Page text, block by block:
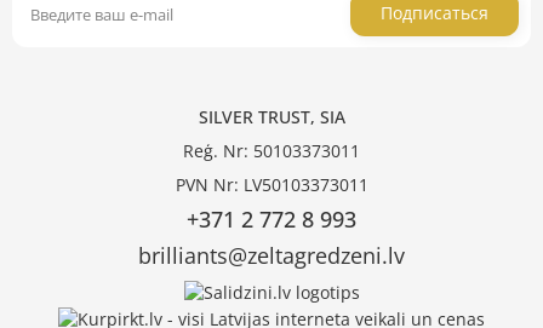
Подписаться
SILVER TRUST, SIA
Reģ. Nr: 50103373011
PVN Nr: LV50103373011
+371 2 772 8 993
brilliants@zeltagredzeni.lv